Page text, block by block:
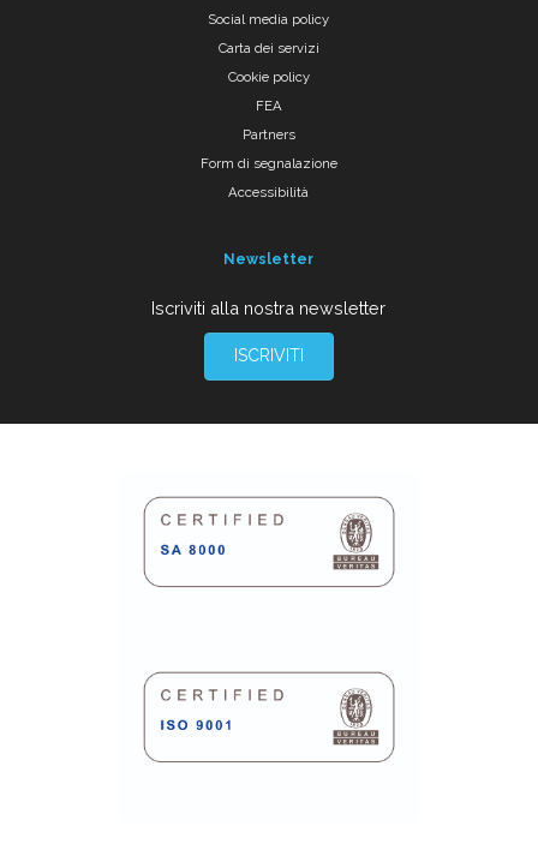
Social media policy
Carta dei servizi
Cookie policy
FEA
Partners
Form di segnalazione
Accessibilità
Newsletter
Iscriviti alla nostra newsletter
ISCRIVITI